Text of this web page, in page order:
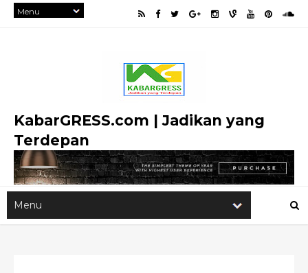
KabarGRESS.com | Jadikan yang
Terdepan